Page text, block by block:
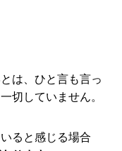
は、ひと言も言っ
切していません。
ると感じる場合